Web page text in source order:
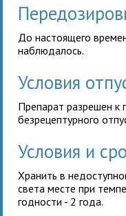
До настоящего
наблюдалось.
Условия
Препарат разрешен к
безрецептурного
Условия и
Хранить в
света месте при
годности - 2 года.